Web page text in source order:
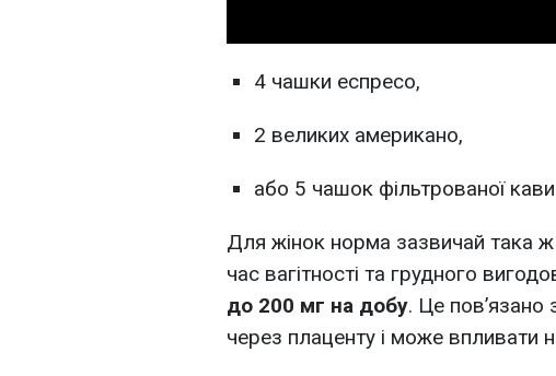
4 чашки еспресо,
2 великих американо,
або 5 чашок фільтрованої кави
Для жінок норма зазвичай така ж
час вагітності та грудного
до 200 мг на добу. Це пов’язано
через плаценту і може впливати